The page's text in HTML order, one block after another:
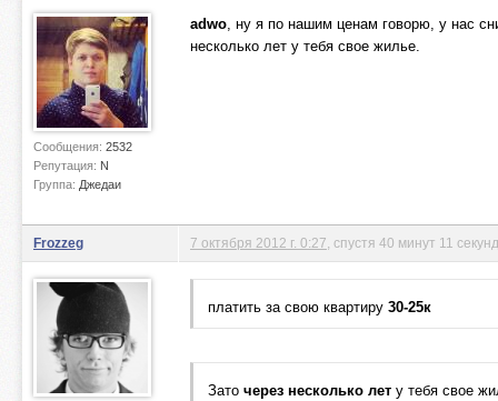
Сообщения: 2532
Репутация: N
Группа: Джедаи
adwo, ну я по нашим ценам говорю, у нас
несколько лет у тебя свое жилье.
Frozzeg 7 октября 2012 г. 0:27 , спустя 40 минут 11 секунд
платить за свою квартиру 30-25к
Зато через несколько лет у тебя свое